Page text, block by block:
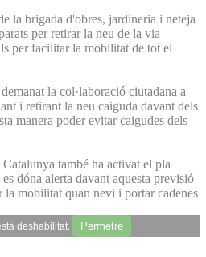
la brigada d'obres, jardineria i neteja
per retirar la neu de la via
per facilitar la mobilitat de tot el
la col·laboració ciutadana a
i retirant la neu caiguda davant dels
manera poder evitar caigudes dels
també ha activat el pla
dóna alerta davant aquesta previsió
la mobilitat quan nevi i portar cadenes
deshabilitat. Permetre